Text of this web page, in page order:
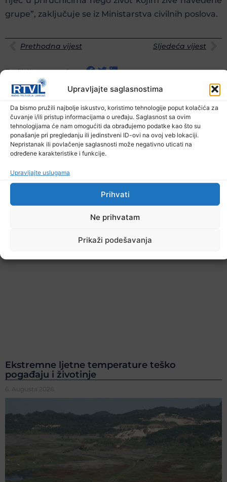
Upravljajte saglasnostima
Da bismo pružili najbolje iskustvo, koristimo tehnologije poput kolačića za
čuvanje i/ili pristup informacijama o uređaju. Saglasnost sa ovim
tehnologijama će nam omogućiti da obrađujemo podatke kao što su
ponašanje pri pregledanju ili jedinstveni ID-ovi na ovoj veb lokaciji.
Nepristanak ili povlačenje saglasnosti može negativno uticati na
određene karakteristike i funkcije.
Upravljajte uslugama
Prihvati
Ne prihvatam
Prikaži podešavanja
grupe”, zaključuje se iz Ministarstva civilnih poslova.
Prethodna vijest Sljedeća vijest
Podijelite na mrežama
Ostale novosti
Ekstremne ljetne temperature teško
pogađaju i životinje
6. Augusta 2026.